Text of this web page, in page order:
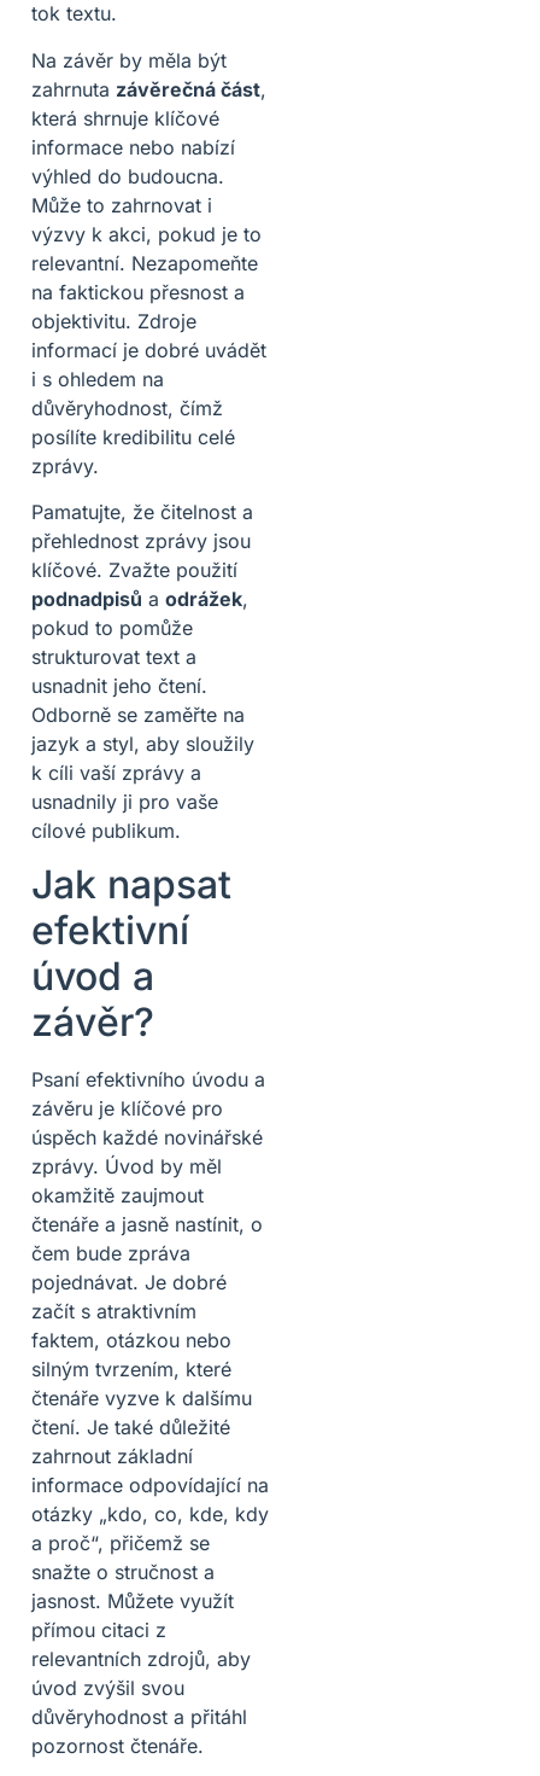
tok textu.
Na závěr by měla být
zahrnuta závěrečná část,
která shrnuje klíčové
informace nebo nabízí
výhled do budoucna.
Může to zahrnovat i
výzvy k akci, pokud je to
relevantní. Nezapomeňte
na faktickou přesnost a
objektivitu. Zdroje
informací je dobré uvádět
i s ohledem na
důvěryhodnost, čímž
posílíte kredibilitu celé
zprávy.
Pamatujte, že čitelnost a
přehlednost zprávy jsou
klíčové. Zvažte použití
podnadpisů a odrážek,
pokud to pomůže
strukturovat text a
usnadnit jeho čtení.
Odborně se zaměřte na
jazyk a styl, aby sloužily
k cíli vaší zprávy a
usnadnily ji pro vaše
cílové publikum.
Jak napsat
efektivní
úvod a
závěr?
Psaní efektivního úvodu a
závěru je klíčové pro
úspěch každé novinářské
zprávy. Úvod by měl
okamžitě zaujmout
čtenáře a jasně nastínit, o
čem bude zpráva
pojednávat. Je dobré
začít s atraktivním
faktem, otázkou nebo
silným tvrzením, které
čtenáře vyzve k dalšímu
čtení. Je také důležité
zahrnout základní
informace odpovídající na
otázky „kdo, co, kde, kdy
a proč“, přičemž se
snažte o stručnost a
jasnost. Můžete využít
přímou citaci z
relevantních zdrojů, aby
úvod zvýšil svou
důvěryhodnost a přitáhl
pozornost čtenáře.